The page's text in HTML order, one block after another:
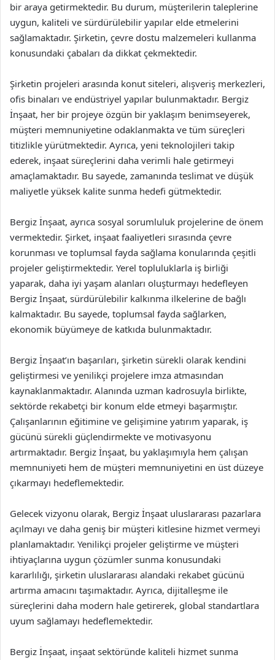
bir araya getirmektedir. Bu durum, müşterilerin taleplerine
uygun, kaliteli ve sürdürülebilir yapılar elde etmelerini
sağlamaktadır. Şirketin, çevre dostu malzemeleri kullanma
konusundaki çabaları da dikkat çekmektedir.
Şirketin projeleri arasında konut siteleri, alışveriş merkezleri,
ofis binaları ve endüstriyel yapılar bulunmaktadır. Bergiz
İnşaat, her bir projeye özgün bir yaklaşım benimseyerek,
müşteri memnuniyetine odaklanmakta ve tüm süreçleri
titizlikle yürütmektedir. Ayrıca, yeni teknolojileri takip
ederek, inşaat süreçlerini daha verimli hale getirmeyi
amaçlamaktadır. Bu sayede, zamanında teslimat ve düşük
maliyetle yüksek kalite sunma hedefi gütmektedir.
Bergiz İnşaat, ayrıca sosyal sorumluluk projelerine de önem
vermektedir. Şirket, inşaat faaliyetleri sırasında çevre
korunması ve toplumsal fayda sağlama konularında çeşitli
projeler geliştirmektedir. Yerel topluluklarla iş birliği
yaparak, daha iyi yaşam alanları oluşturmayı hedefleyen
Bergiz İnşaat, sürdürülebilir kalkınma ilkelerine de bağlı
kalmaktadır. Bu sayede, toplumsal fayda sağlarken,
ekonomik büyümeye de katkıda bulunmaktadır.
Bergiz İnşaat’ın başarıları, şirketin sürekli olarak kendini
geliştirmesi ve yenilikçi projelere imza atmasından
kaynaklanmaktadır. Alanında uzman kadrosuyla birlikte,
sektörde rekabetçi bir konum elde etmeyi başarmıştır.
Çalışanlarının eğitimine ve gelişimine yatırım yaparak, iş
gücünü sürekli güçlendirmekte ve motivasyonu
artırmaktadır. Bergiz İnşaat, bu yaklaşımıyla hem çalışan
memnuniyeti hem de müşteri memnuniyetini en üst düzeye
çıkarmayı hedeflemektedir.
Gelecek vizyonu olarak, Bergiz İnşaat uluslararası pazarlara
açılmayı ve daha geniş bir müşteri kitlesine hizmet vermeyi
planlamaktadır. Yenilikçi projeler geliştirme ve müşteri
ihtiyaçlarına uygun çözümler sunma konusundaki
kararlılığı, şirketin uluslararası alandaki rekabet gücünü
artırma amacını taşımaktadır. Ayrıca, dijitalleşme ile
süreçlerini daha modern hale getirerek, global standartlara
uyum sağlamayı hedeflemektedir.
Bergiz İnşaat, inşaat sektöründe kaliteli hizmet sunma